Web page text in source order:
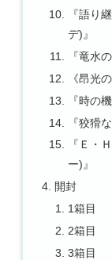
『語り
デ)』
『竜水
《昂光
『時の
『狡猾
『Ｅ・
ー)』
開封
1箱目
2箱目
3箱目